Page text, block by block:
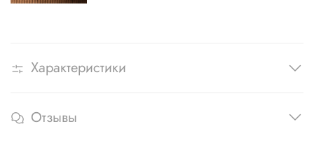
Характеристики
Отзывы